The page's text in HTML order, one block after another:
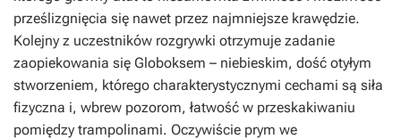
prześlizgnięcia się nawet przez najmniejsze krawędzie.
Kolejny z uczestników rozgrywki otrzymuje zadanie
zaopiekowania się Globoksem – niebieskim, dość otyłym
stworzeniem, którego charakterystycznymi cechami są siła
fizyczna i, wbrew pozorom, łatwość w przeskakiwaniu
pomiędzy trampolinami. Oczywiście prym we